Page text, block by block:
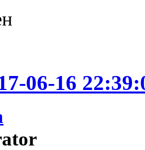
06-16